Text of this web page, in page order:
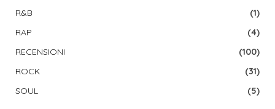
R&B
(1)
RAP
(4)
RECENSIONI
(100)
ROCK
(31)
SOUL
(5)